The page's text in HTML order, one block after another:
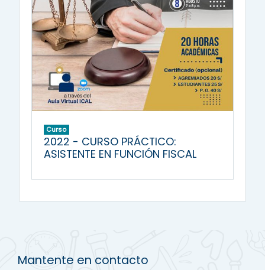
Curso
2022 - CURSO PRÁCTICO:
ASISTENTE EN FUNCIÓN FISCAL
Mantente en contacto